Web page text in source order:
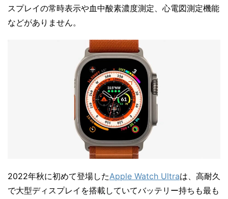
スプレイの常時表示や血中酸素濃度測定、心電図測定機能
などがありません。
2022年秋に初めて登場したApple Watch Ultraは、高耐久
で大型ディスプレイを搭載していてバッテリー持ちも最も